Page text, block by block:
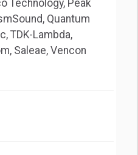
Technology, Peak
Quantum
TDK-Lambda,
Saleae, Vencon